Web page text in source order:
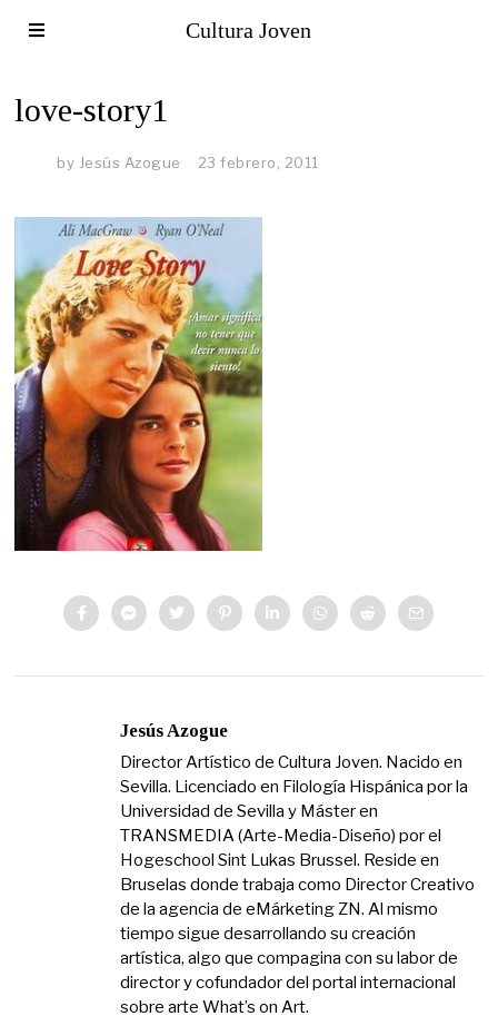
Cultura Joven
love-story1
by Jesús Azogue 23 febrero, 2011
Jesús Azogue
Director Artístico de Cultura Joven. Nacido en
Sevilla. Licenciado en Filología Hispánica por la
Universidad de Sevilla y Máster en
TRANSMEDIA (Arte-Media-Diseño) por el
Hogeschool Sint Lukas Brussel. Reside en
Bruselas donde trabaja como Director Creativo
de la agencia de eMárketing ZN. Al mismo
tiempo sigue desarrollando su creación
artística, algo que compagina con su labor de
director y cofundador del portal internacional
sobre arte What’s on Art.